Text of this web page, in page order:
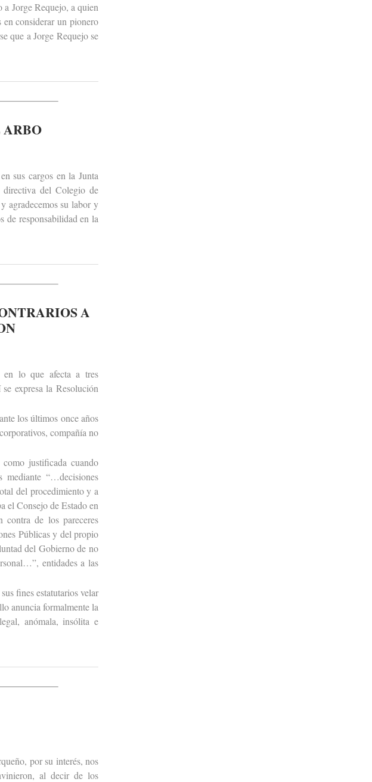
Jorge Requejo, a quien
en considerar un pionero
que a Jorge Requejo se
sus cargos en la Junta
del Colegio de
agradecemos su labor y
de responsabilidad en la
A
lo que afecta a tres
expresa la Resolución
los últimos once años
compañía no
justificada cuando
mediante “…decisiones
del procedimiento y a
el Consejo de Estado en
contra de los pareceres
Públicas y del propio
del Gobierno de no
entidades a las
fines estatutarios velar
anuncia formalmente la
anómala, insólita e
por su interés, nos
al decir de los